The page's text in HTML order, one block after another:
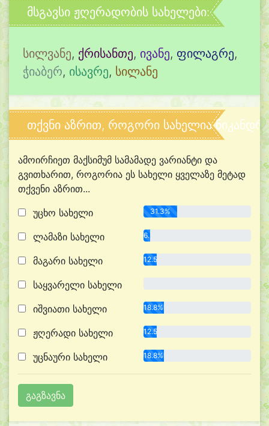
მსგავსი ჟღერადობის სახელები:
სილვანე, ქრისანთე, ივანე, ფილაგრე,
ჭიაბერ, ისავრე, სილანე
თქვნი აზრით, როგორი სახელია
ამოირჩიეთ მაქსიმუმ სამამადე ვარიანტი და
გვითხარით, როგორია ეს სახელი ყველაზე მეტად
თქვენი აზრით...
უცხო სახელი
31.3%
ლამაზი სახელი 6.3%
მაგარი სახელი 12.5%
საყვარელი სახელი
იშვიათი სახელი 18.8%
ჟღერადი სახელი 12.5%
უცნაური სახელი 18.8%